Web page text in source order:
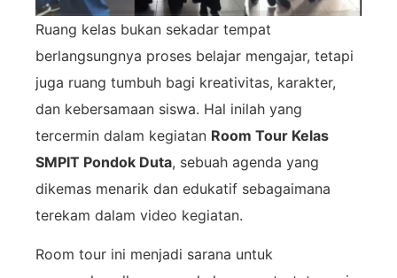
Ruang kelas bukan sekadar tempat
berlangsungnya proses belajar mengajar, tetapi
juga ruang tumbuh bagi kreativitas, karakter,
dan kebersamaan siswa. Hal inilah yang
tercermin dalam kegiatan Room Tour Kelas
SMPIT Pondok Duta, sebuah agenda yang
dikemas menarik dan edukatif sebagaimana
terekam dalam video kegiatan.
Room tour ini menjadi sarana untuk